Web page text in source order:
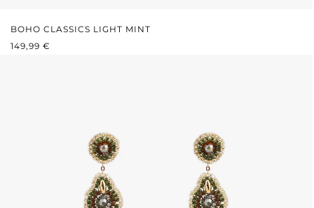
BOHO CLASSICS LIGHT MINT
REGULÄRER PREIS:
149,99 €